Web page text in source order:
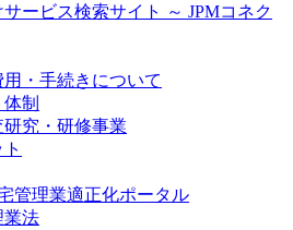
ービス検索サイト ～ JPMコネク
用・手続きについて
制
研究・研修事業
管理業適正化ポータル
業法